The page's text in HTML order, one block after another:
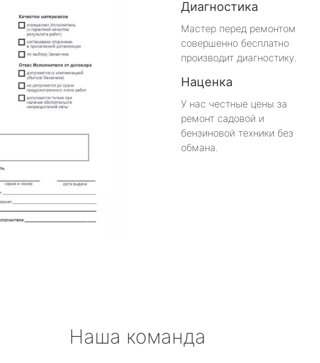
Диагностика
Мастер перед ремонтом
совершенно бесплатно
производит диагностику.
Наценка
У нас честные цены за
ремонт садовой и
бензиновой техники без
обмана.
Наша команда